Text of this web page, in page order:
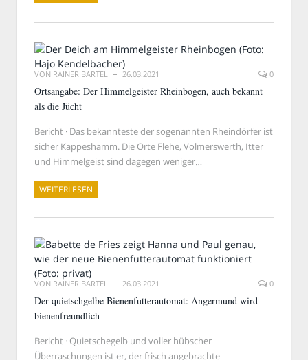
VON RAINER BARTEL 26.03.2021 0
Ortsangabe: Der Himmelgeister Rheinbogen, auch bekannt
als die Jücht
Bericht · Das bekannteste der sogenannten Rheindörfer ist
sicher Kappeshamm. Die Orte Flehe, Volmerswerth, Itter
und Himmelgeist sind dagegen weniger…
WEITERLESEN
VON RAINER BARTEL 26.03.2021 0
Der quietschgelbe Bienenfutterautomat: Angermund wird
bienenfreundlich
Bericht · Quietschegelb und voller hübscher
Überraschungen ist er, der frisch angebrachte